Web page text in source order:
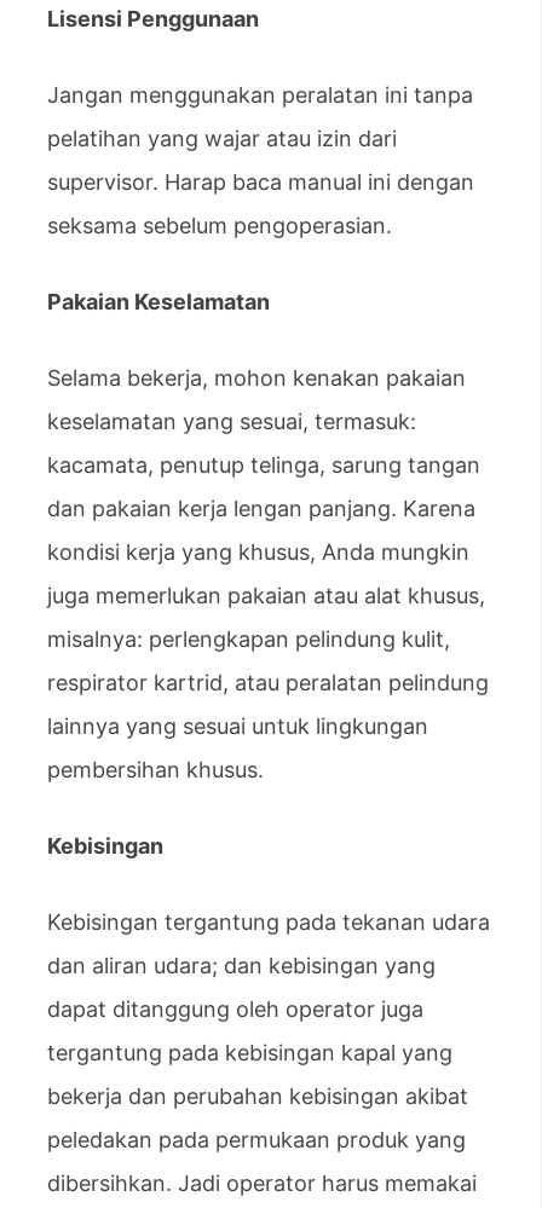
Lisensi Penggunaan
Jangan menggunakan peralatan ini tanpa
pelatihan yang wajar atau izin dari
supervisor. Harap baca manual ini dengan
seksama sebelum pengoperasian.
Pakaian Keselamatan
Selama bekerja, mohon kenakan pakaian
keselamatan yang sesuai, termasuk:
kacamata, penutup telinga, sarung tangan
dan pakaian kerja lengan panjang. Karena
kondisi kerja yang khusus, Anda mungkin
juga memerlukan pakaian atau alat khusus,
misalnya: perlengkapan pelindung kulit,
respirator kartrid, atau peralatan pelindung
lainnya yang sesuai untuk lingkungan
pembersihan khusus.
Kebisingan
Kebisingan tergantung pada tekanan udara
dan aliran udara; dan kebisingan yang
dapat ditanggung oleh operator juga
tergantung pada kebisingan kapal yang
bekerja dan perubahan kebisingan akibat
peledakan pada permukaan produk yang
dibersihkan. Jadi operator harus memakai